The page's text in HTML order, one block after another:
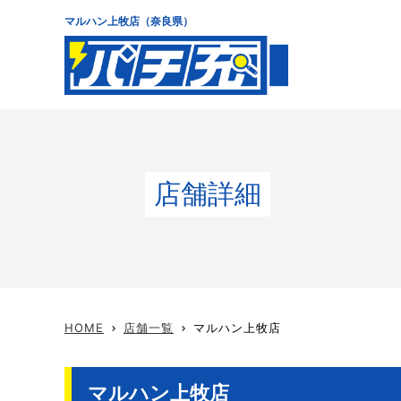
マルハン上牧店（奈良県）
店舗詳細
HOME keyboard_arrow_right 店舗一覧 keyboard_arrow_right マルハン上牧店
マルハン上牧店